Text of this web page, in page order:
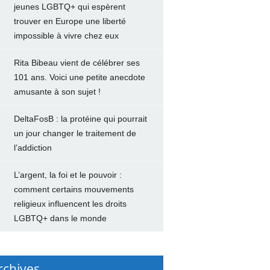
jeunes LGBTQ+ qui espèrent
trouver en Europe une liberté
impossible à vivre chez eux
Rita Bibeau vient de célébrer ses
101 ans. Voici une petite anecdote
amusante à son sujet !
DeltaFosB : la protéine qui pourrait
un jour changer le traitement de
l’addiction
L’argent, la foi et le pouvoir :
comment certains mouvements
religieux influencent les droits
LGBTQ+ dans le monde